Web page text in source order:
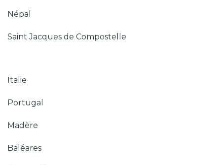
Népal
Saint Jacques de Compostelle
Italie
Portugal
Madère
Baléares